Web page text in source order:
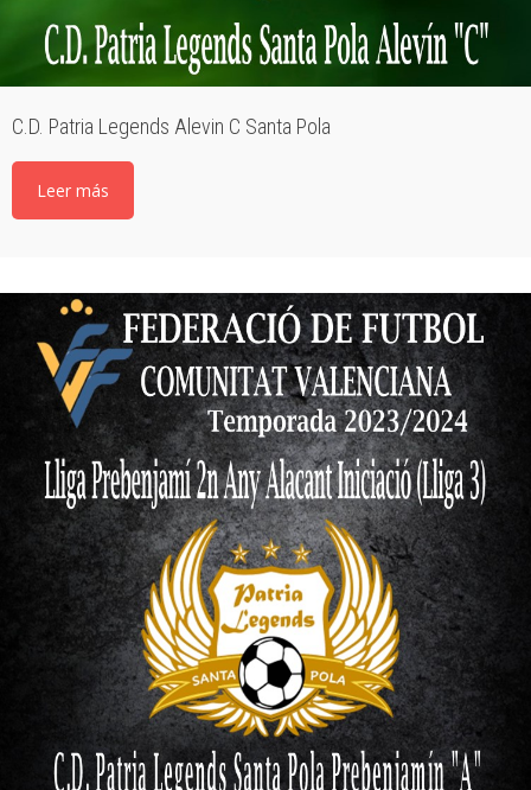
C.D. Patria Legends Alevin C Santa Pola
Leer más